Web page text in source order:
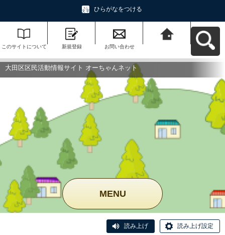
ひらがなをつける
このサイトについて 新規登録 お問い合わせ
ットへ戻る
大田区区民活動情報サイト オーちゃんネット
MENU
読み上げ 読み上げ設定